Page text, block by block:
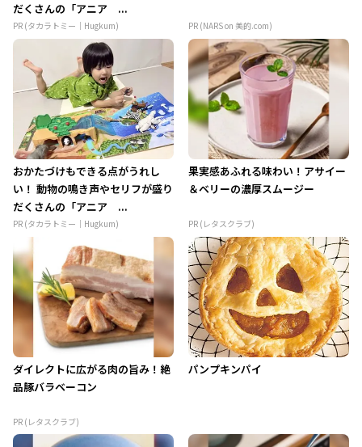
だくさんの「アニア ...
PR (タカラトミー｜Hugkum) PR (NARS on 美的.com)
おかたづけもできる点がうれし
い！ 動物の鳴き声やセリフが盛り
だくさんの「アニア ...
PR (タカラトミー｜Hugkum)
果実感あふれる味わい！アサイー
＆ベリーの濃厚スムージー
PR (レタスクラブ)
ダイレクトに広がる肉の旨み！絶
品豚バラベーコン
PR (レタスクラブ)
パンプキンパイ